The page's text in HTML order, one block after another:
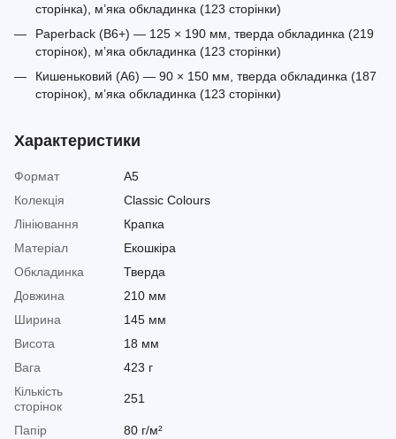
сторінка), м’яка обкладинка (123 сторінки)
Paperback (B6+) — 125 × 190 мм, тверда обкладинка (219
сторінок), м’яка обкладинка (123 сторінки)
Кишеньковий (A6) — 90 × 150 мм, тверда обкладинка (187
сторінок), м’яка обкладинка (123 сторінки)
Характеристики
Формат
A5
Колекція
Classic Colours
Лініювання
Крапка
Матеріал
Екошкіра
Обкладинка
Тверда
Довжина
210 мм
Ширина
145 мм
Висота
18 мм
Вага
423 г
Кількість
сторінок
251
Папір
80 г/м²